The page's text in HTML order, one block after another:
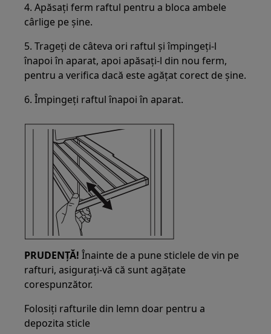
4. Apăsați ferm raftul pentru a bloca ambele
cârlige pe șine.
5. Trageți de câteva ori raftul și împingeți-l
înapoi în aparat, apoi apăsați-l din nou ferm,
pentru a verifica dacă este agățat corect de șine.
6. Împingeți raftul înapoi în aparat.
PRUDENȚĂ! Înainte de a pune sticlele de vin pe
rafturi, asigurați-vă că sunt agățate
corespunzător.
Folosiți rafturile din lemn doar pentru a
depozita sticle